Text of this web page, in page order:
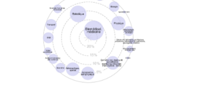
Expertises du GdR - cartographie par mots-
clés applicatifs - 19/09/2025